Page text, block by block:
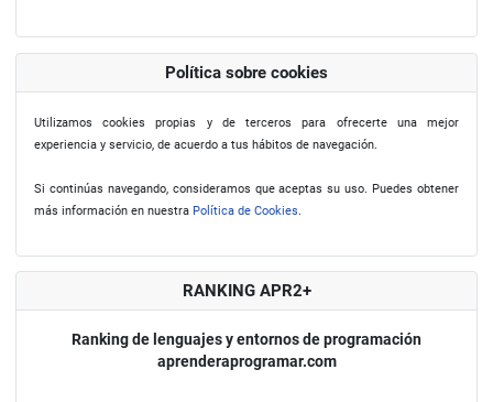
Política sobre cookies
Utilizamos cookies propias y de terceros para ofrecerte una mejor
experiencia y servicio, de acuerdo a tus hábitos de navegación.
Si continúas navegando, consideramos que aceptas su uso. Puedes obtener
más información en nuestra Política de Cookies
RANKING APR2+
Ranking de lenguajes y entornos de programación
aprenderaprogramar.com